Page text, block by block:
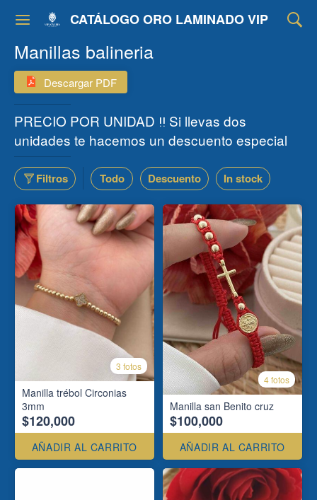
CATÁLOGO ORO LAMINADO VIP
Manillas balineria
Descargar PDF
PRECIO POR UNIDAD ‼️ Si llevas dos
unidades te hacemos un descuento especial
Filtros Todo Descuento In stock
3 fotos
Manilla trébol Circonias
3mm
$120,000
AÑADIR AL CARRITO
4 fotos
Manilla san Benito cruz
$100,000
AÑADIR AL CARRITO